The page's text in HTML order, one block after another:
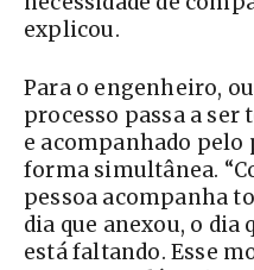
explicou.
Para o engenheiro,
processo passa a
e acompanhado
forma simultânea.
pessoa acompanha
dia que anexou, o dia
está faltando. Esse